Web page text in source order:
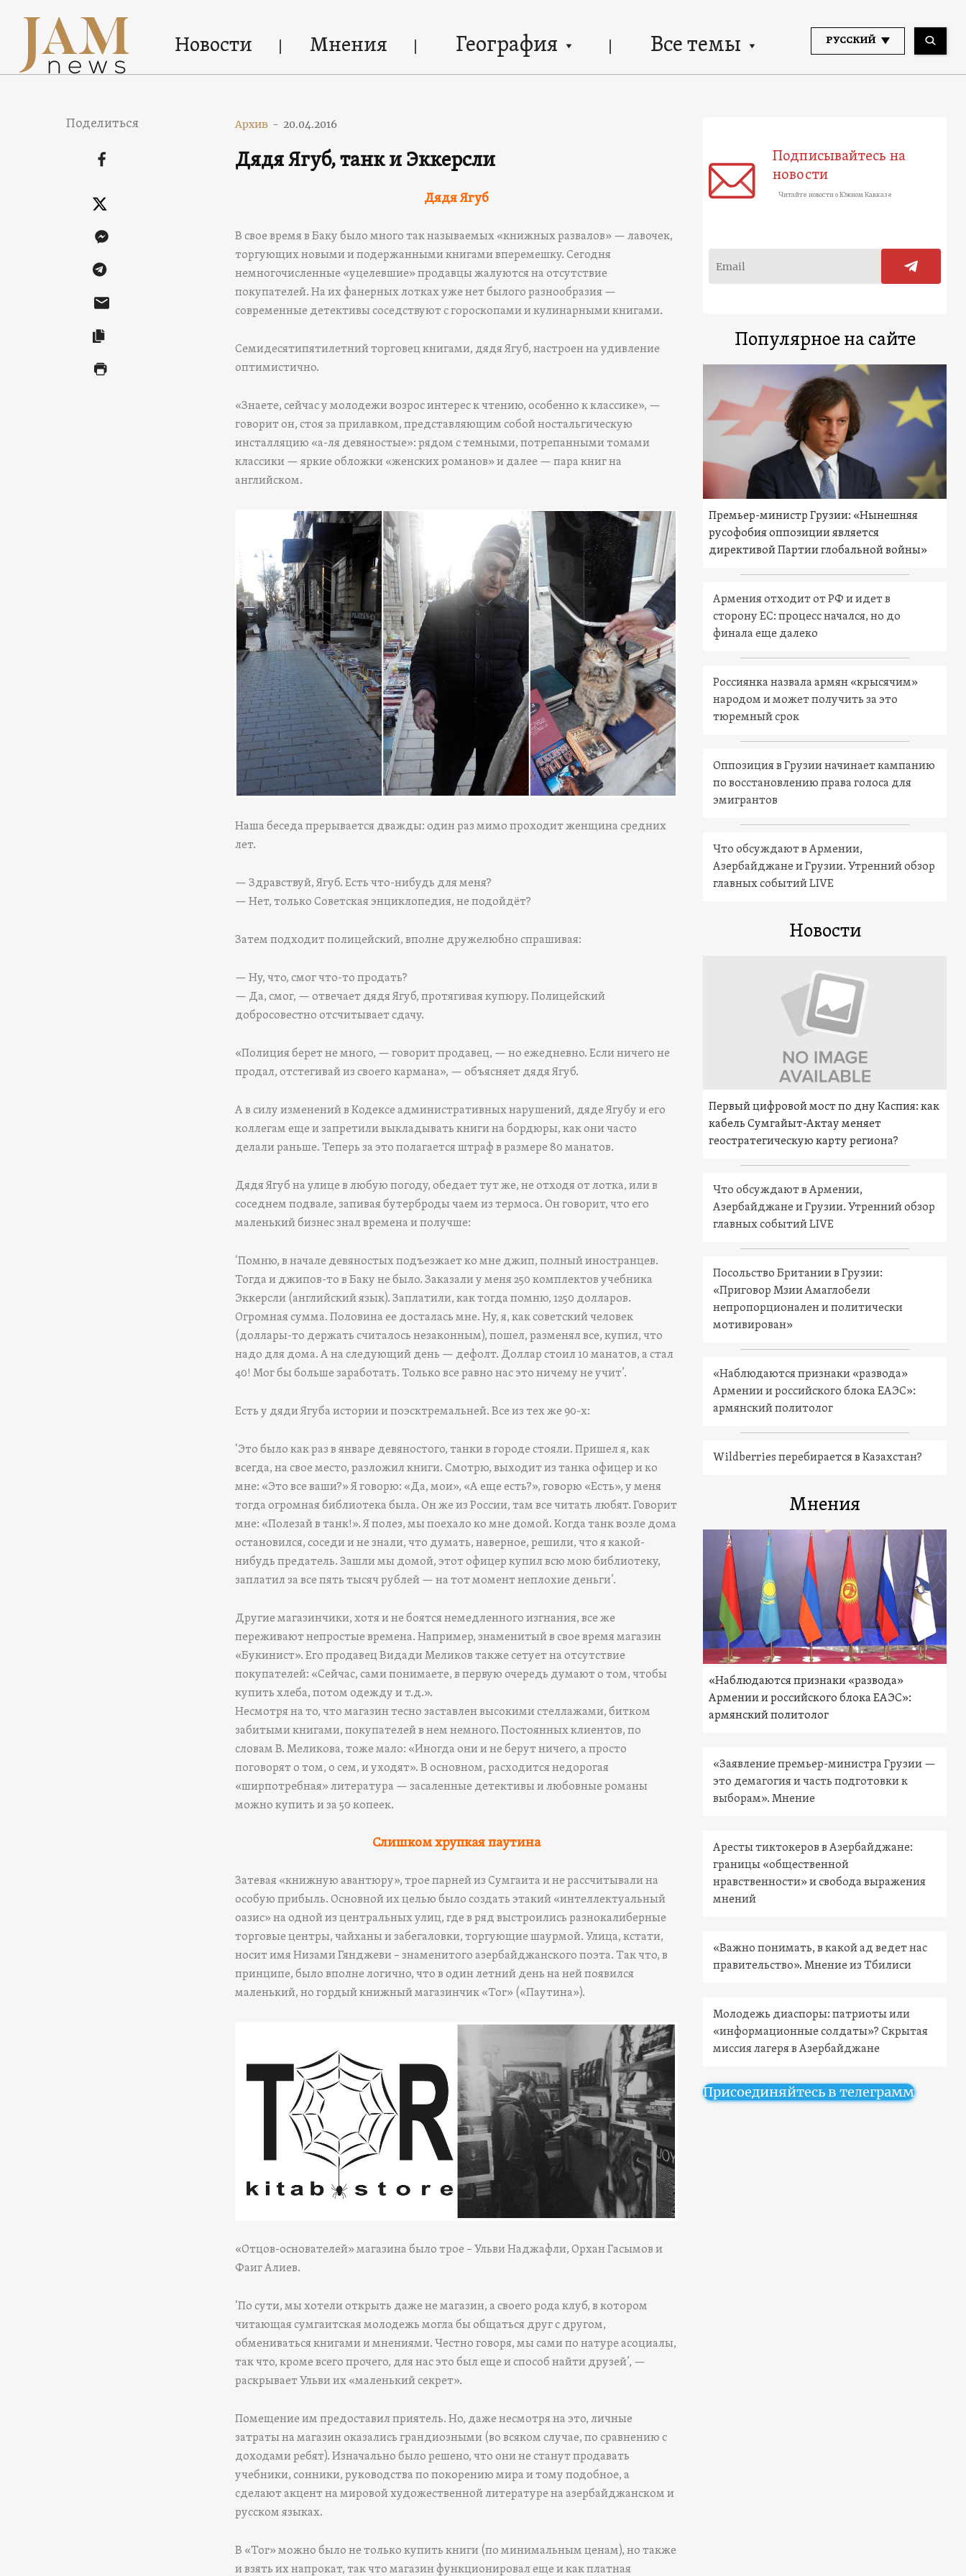
Новости Мнения География Все темы РУССКИЙ
Поделиться Архив - 20.04.2016
Дядя Ягуб, танк и Эккерсли
Дядя Ягуб
В свое время в Баку было много так называемых «книжных развалов» — лавочек,
торгующих новыми и подержанными книгами вперемешку. Сегодня
немногочисленные «уцелевшие» продавцы жалуются на отсутствие
покупателей. На их фанерных лотках уже нет былого разнообразия —
современные детективы соседствуют с гороскопами и кулинарными книгами.
Семидесятипятилетний торговец книгами, дядя Ягуб, настроен на удивление
оптимистично.
«Знаете, сейчас у молодежи возрос интерес к чтению, особенно к классике», —
говорит он, стоя за прилавком, представляющим собой ностальгическую
инсталляцию «а-ля девяностые»: рядом с темными, потрепанными томами
классики — яркие обложки «женских романов» и далее — пара книг на
английском.
Наша беседа прерывается дважды: один раз мимо проходит женщина средних
лет.
— Здравствуй, Ягуб. Есть что-нибудь для меня?
— Нет, только Советская энциклопедия, не подойдёт?
Затем подходит полицейский, вполне дружелюбно спрашивая:
— Ну, что, смог что-то продать?
— Да, смог, — отвечает дядя Ягуб, протягивая купюру. Полицейский
добросовестно отсчитывает сдачу.
«Полиция берет не много, — говорит продавец, — но ежедневно. Если ничего не
продал, отстегивай из своего кармана», — объясняет дядя Ягуб.
А в силу изменений в Кодексе административных нарушений, дяде Ягубу и его
коллегам еще и запретили выкладывать книги на бордюры, как они часто
делали раньше. Теперь за это полагается штраф в размере 80 манатов.
Дядя Ягуб на улице в любую погоду, обедает тут же, не отходя от лотка, или в
соседнем подвале, запивая бутерброды чаем из термоса. Он говорит, что его
маленький бизнес знал времена и получше:
‘Помню, в начале девяностых подъезжает ко мне джип, полный иностранцев.
Тогда и джипов-то в Баку не было. Заказали у меня 250 комплектов учебника
Эккерсли (английский язык). Заплатили, как тогда помню, 1250 долларов.
Огромная сумма. Половина ее досталась мне. Ну, я, как советский человек
(доллары-то держать считалось незаконным), пошел, разменял все, купил, что
надо для дома. А на следующий день — дефолт. Доллар стоил 10 манатов, а стал
40! Мог бы больше заработать. Только все равно нас это ничему не учит’.
Есть у дяди Ягуба истории и поэсктремальней. Все из тех же 90-х:
‘Это было как раз в январе девяностого, танки в городе стояли. Пришел я, как
всегда, на свое место, разложил книги. Смотрю, выходит из танка офицер и ко
мне: «Это все ваши?» Я говорю: «Да, мои», «А еще есть?», говорю «Есть», у меня
тогда огромная библиотека была. Он же из России, там все читать любят. Говорит
мне: «Полезай в танк!». Я полез, мы поехало ко мне домой. Когда танк возле дома
остановился, соседи и не знали, что думать, наверное, решили, что я какой-
нибудь предатель. Зашли мы домой, этот офицер купил всю мою библиотеку,
заплатил за все пять тысяч рублей — на тот момент неплохие деньги’.
Другие магазинчики, хотя и не боятся немедленного изгнания, все же
переживают непростые времена. Например, знаменитый в свое время магазин
«Букинист». Его продавец Видади Меликов также сетует на отсутствие
покупателей: «Сейчас, сами понимаете, в первую очередь думают о том, чтобы
купить хлеба, потом одежду и т.д.».
Несмотря на то, что магазин тесно заставлен высокими стеллажами, битком
забитыми книгами, покупателей в нем немного. Постоянных клиентов, по
словам В. Меликова, тоже мало: «Иногда они и не берут ничего, а просто
поговорят о том, о сем, и уходят». В основном, расходится недорогая
«ширпотребная» литература — засаленные детективы и любовные романы
можно купить и за 50 копеек.
Слишком хрупкая паутина
Затевая «книжную авантюру», трое парней из Сумгаита и не рассчитывали на
особую прибыль. Основной их целью было создать этакий «интеллектуальный
оазис» на одной из центральных улиц, где в ряд выстроились разнокалиберные
торговые центры, чайханы и забегаловки, торгующие шаурмой. Улица, кстати,
носит имя Низами Гянджеви – знаменитого азербайджанского поэта. Так что, в
принципе, было вполне логично, что в один летний день на ней появился
маленький, но гордый книжный магазинчик «Tor» («Паутина»).
«Отцов-основателей» магазина было трое – Ульви Наджафли, Орхан Гасымов и
Фаиг Алиев.
‘По сути, мы хотели открыть даже не магазин, а своего рода клуб, в котором
читающая сумгаитская молодежь могла бы общаться друг с другом,
обмениваться книгами и мнениями. Честно говоря, мы сами по натуре асоциалы,
так что, кроме всего прочего, для нас это был еще и способ найти друзей’, —
раскрывает Ульви их «маленький секрет».
Помещение им предоставил приятель. Но, даже несмотря на это, личные
затраты на магазин оказались грандиозными (во всяком случае, по сравнению с
доходами ребят). Изначально было решено, что они не станут продавать
учебники, сонники, руководства по покорению мира и тому подобное, а
сделают акцент на мировой художественной литературе на азербайджанском и
русском языках.
В «Tor» можно было не только купить книги (по минимальным ценам), но также
и взять их напрокат, так что магазин функционировал еще и как платная
Подписывайтесь на
новости
Читайте новости о Южном Кавказе
Популярное на сайте
Премьер-министр Грузии: «Нынешняя
русофобия оппозиции является
директивой Партии глобальной войны»
Армения отходит от РФ и идет в
сторону ЕС: процесс начался, но до
финала еще далеко
Россиянка назвала армян «крысячим»
народом и может получить за это
тюремный срок
Оппозиция в Грузии начинает кампанию
по восстановлению права голоса для
эмигрантов
Что обсуждают в Армении,
Азербайджане и Грузии. Утренний обзор
главных событий LIVE
Новости
Первый цифровой мост по дну Каспия: как
кабель Сумгайыт-Актау меняет
геостратегическую карту региона?
Что обсуждают в Армении,
Азербайджане и Грузии. Утренний обзор
главных событий LIVE
Посольство Британии в Грузии:
«Приговор Мзии Амаглобели
непропорционален и политически
мотивирован»
«Наблюдаются признаки «развода»
Армении и российского блока ЕАЭС»:
армянский политолог
Wildberries перебирается в Казахстан?
Мнения
«Наблюдаются признаки «развода»
Армении и российского блока ЕАЭС»:
армянский политолог
«Заявление премьер-министра Грузии —
это демагогия и часть подготовки к
выборам». Мнение
Аресты тиктокеров в Азербайджане:
границы «общественной
нравственности» и свобода выражения
мнений
«Важно понимать, в какой ад ведет нас
правительство». Мнение из Тбилиси
Молодежь диаспоры: патриоты или
«информационные солдаты»? Скрытая
миссия лагеря в Азербайджане
Присоединяйтесь в телеграмм